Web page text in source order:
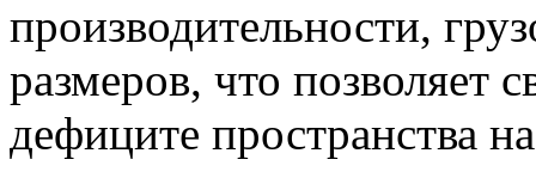
производительности,
размеров, что позволяет
дефиците пространства